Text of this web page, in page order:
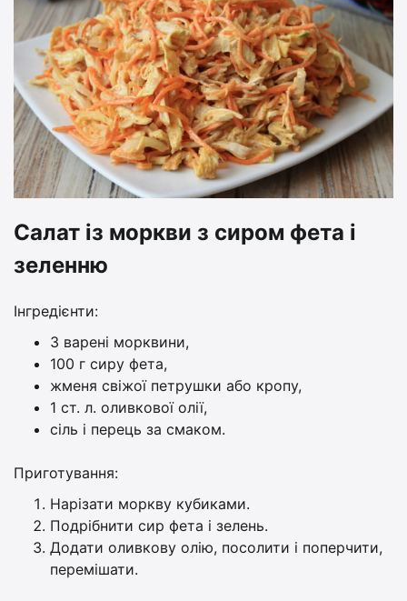
Салат із моркви з сиром фета і
зеленню
Інгредієнти:
3 варені морквини,
100 г сиру фета,
жменя свіжої петрушки або кропу,
1 ст. л. оливкової олії,
сіль і перець за смаком.
Приготування:
Нарізати моркву кубиками.
Подрібнити сир фета і зелень.
Додати оливкову олію, посолити і поперчити,
перемішати.